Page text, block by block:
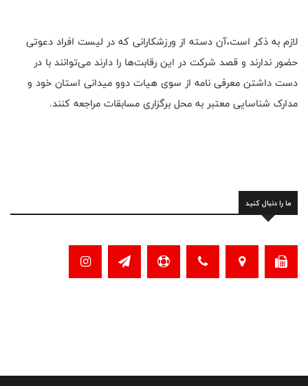
لازم به ذکر است،آن دسته از ورزشکارانی که در لیست افراد دعوتی
حضور ندارند و قصد شرکت در این رقابت‌ها را دارند می‌توانند با در
دست داشتن معرفی نامه از سوی هیات دو‌و میدانی استان خود و
مدارک شناسایی معتبر به محل برگزاری مسابقات مراجعه کنند.
ما را دنبال کنید